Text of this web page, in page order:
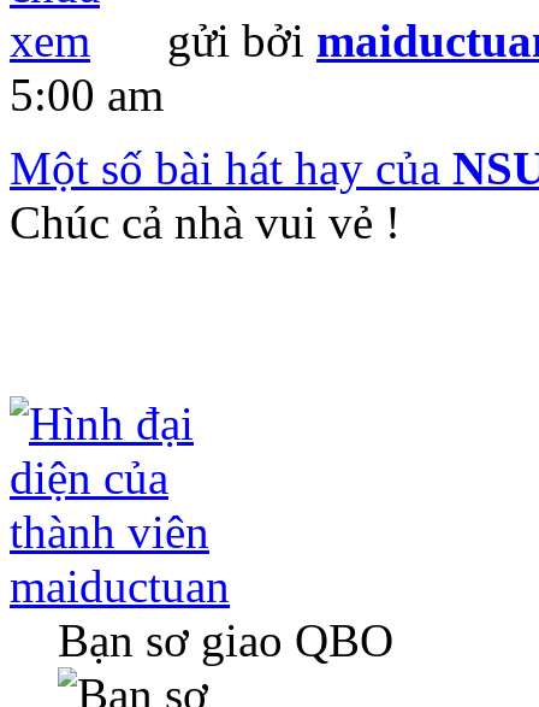
gửi bởi
5:00 am
Một số bài hát hay của
Chúc cả nhà vui vẻ !
maiductuan
Bạn sơ giao QBO